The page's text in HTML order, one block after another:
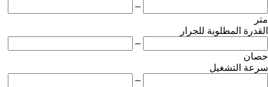
–
متر
القدرة المطلوبة للجرار
–
حصان
سرعة التشغيل
–